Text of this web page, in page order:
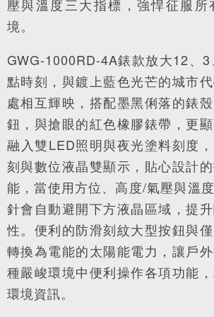
壓與溫度三大指標，強悍征服所
境。
GWG-1000RD-4A錶款放大12、
點時刻，與鍍上藍色光芒的城市
處相互輝映，搭配墨黑俐落的錶
鈕，與搶眼的紅色橡膠錶帶，更
融入雙LED照明與夜光塗料刻度
刻與數位液晶雙顯示，貼心設計
能，當使用方位、高度/氣壓與溫
針會自動避開下方液晶區域，提
性。便利的防滑刻紋大型按鈕與
轉換為電能的太陽能電力，讓戶
種嚴峻環境中便利操作各項功能
環境資訊。